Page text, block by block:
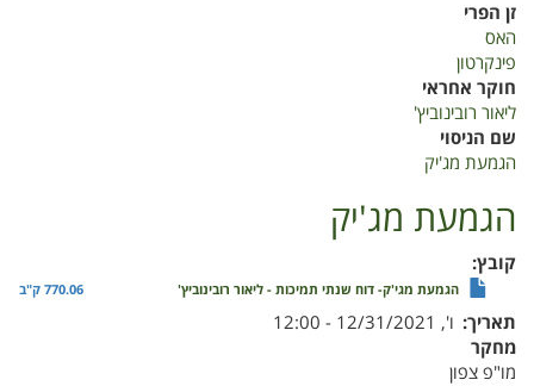
זן הפרי
האס
פינקרטון
חוקר אחראי
ליאור רובינוביץ'
שם הניסוי
הגמעת מג'יק
הגמעת מג'יק
קובץ
הגמעת מגי'ק- דוח שנתי תמיכות - ליאור רובינוביץ' 770.06 ק"ב
תאריך ו', 12/31/2021 - 12:00
מחקר
מו"פ צפון